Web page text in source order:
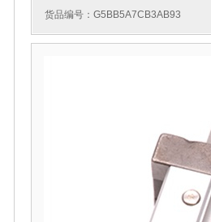
货品编号：G5BB5A7CB3AB93